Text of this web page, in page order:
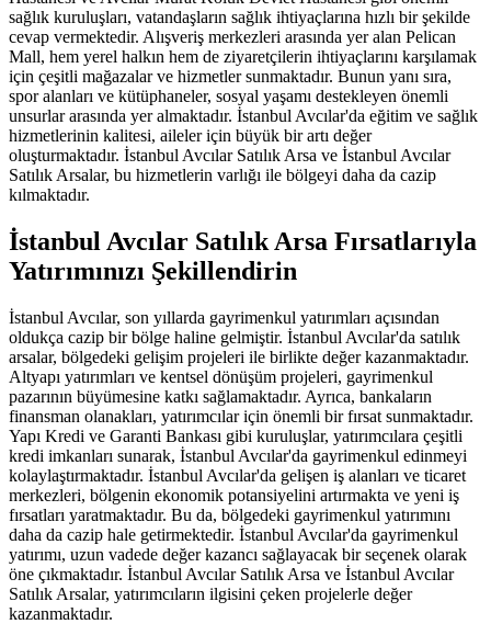
sağlık kuruluşları, vatandaşların sağlık ihtiyaçlarına hızlı bir şekilde
cevap vermektedir. Alışveriş merkezleri arasında yer alan Pelican
Mall, hem yerel halkın hem de ziyaretçilerin ihtiyaçlarını karşılamak
için çeşitli mağazalar ve hizmetler sunmaktadır. Bunun yanı sıra,
spor alanları ve kütüphaneler, sosyal yaşamı destekleyen önemli
unsurlar arasında yer almaktadır. İstanbul Avcılar'da eğitim ve sağlık
hizmetlerinin kalitesi, aileler için büyük bir artı değer
oluşturmaktadır. İstanbul Avcılar Satılık Arsa ve İstanbul Avcılar
Satılık Arsalar, bu hizmetlerin varlığı ile bölgeyi daha da cazip
kılmaktadır.
İstanbul Avcılar Satılık Arsa Fırsatlarıyla
Yatırımınızı Şekillendirin
İstanbul Avcılar, son yıllarda gayrimenkul yatırımları açısından
oldukça cazip bir bölge haline gelmiştir. İstanbul Avcılar'da satılık
arsalar, bölgedeki gelişim projeleri ile birlikte değer kazanmaktadır.
Altyapı yatırımları ve kentsel dönüşüm projeleri, gayrimenkul
pazarının büyümesine katkı sağlamaktadır. Ayrıca, bankaların
finansman olanakları, yatırımcılar için önemli bir fırsat sunmaktadır.
Yapı Kredi ve Garanti Bankası gibi kuruluşlar, yatırımcılara çeşitli
kredi imkanları sunarak, İstanbul Avcılar'da gayrimenkul edinmeyi
kolaylaştırmaktadır. İstanbul Avcılar'da gelişen iş alanları ve ticaret
merkezleri, bölgenin ekonomik potansiyelini artırmakta ve yeni iş
fırsatları yaratmaktadır. Bu da, bölgedeki gayrimenkul yatırımını
daha da cazip hale getirmektedir. İstanbul Avcılar'da gayrimenkul
yatırımı, uzun vadede değer kazancı sağlayacak bir seçenek olarak
öne çıkmaktadır. İstanbul Avcılar Satılık Arsa ve İstanbul Avcılar
Satılık Arsalar, yatırımcıların ilgisini çeken projelerle değer
kazanmaktadır.